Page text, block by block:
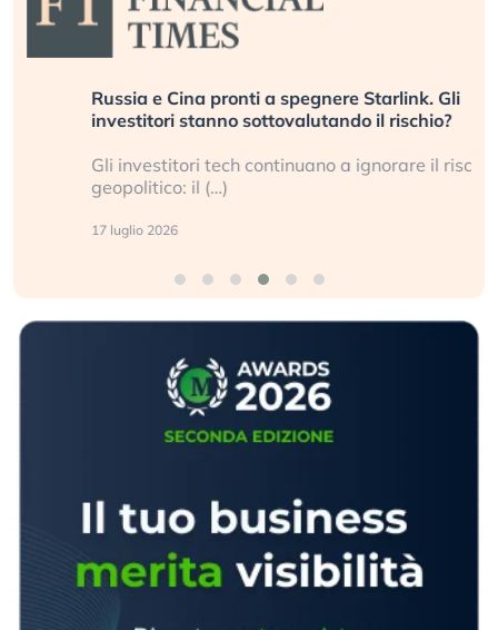
Russia e Cina pronti a spegnere Starlink. Gli
investitori stanno sottovalutando il rischio?
Gli investitori tech continuano a ignorare il rischio
geopolitico: il (…)
17 luglio 2026